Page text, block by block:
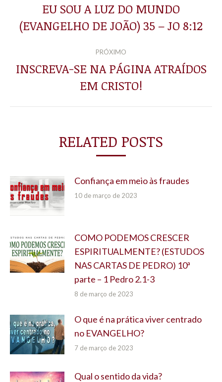
POST:
Post
anterior:
EU SOU A LUZ DO MUNDO
(EVANGELHO DE JOÃO) 35 – JO 8:12
PRÓXIMO
Próximo
post:
INSCREVA-SE NA PÁGINA ATRAÍDOS
EM CRISTO!
RELATED POSTS
Confiança em meio às fraudes
10 de março de 2023
COMO PODEMOS CRESCER
ESPIRITUALMENTE? (ESTUDOS
NAS CARTAS DE PEDRO) 10ª
parte – 1 Pedro 2.1-3
8 de março de 2023
O que é na prática viver centrado
no EVANGELHO?
7 de março de 2023
Qual o sentido da vida?